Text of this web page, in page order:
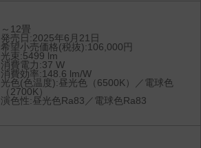
～12畳
発売日:2025年6月21日
希望小売価格(税抜):106,000円
光束:5499 lm
消費電力:37 W
消費効率:148.6 lm/W
光色(色温度):昼光色（6500K）／電球色
（2700K）
演色性:昼光色Ra83／電球色Ra83